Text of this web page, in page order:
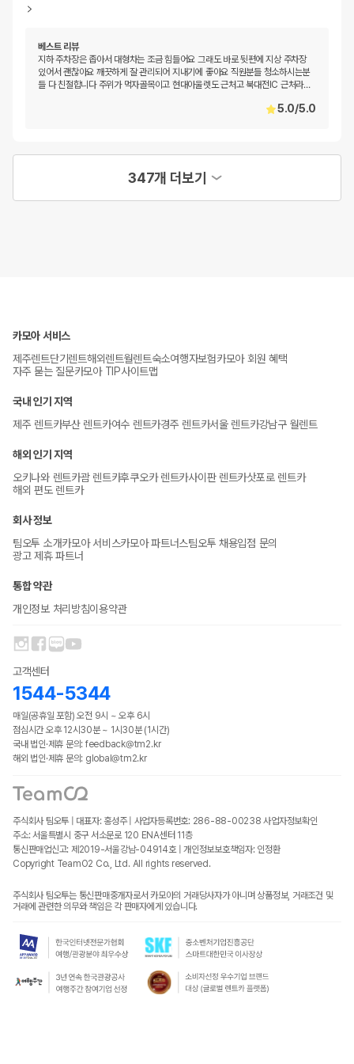
베스트 리뷰
지하 주차장은 좁아서 대형차는 조금 힘들어요 그래도 바로 뒷편에 지상 주차장
있어서 괜찮아요 깨끗하게 잘 관리되어 지내기에 좋아요 직원분들 청소하시는분
들 다 친절합니다 주위가 먹자골목이고 현대아울렛도 근처고 북대전IC 근처라…
5.0/5.0
347개 더보기
카모아 서비스
제주렌트단기렌트해외렌트월렌트숙소여행자보험카모아 회원 혜택
자주 묻는 질문카모아 TIP사이트맵
국내 인기 지역
제주 렌트카부산 렌트카여수 렌트카경주 렌트카서울 렌트카강남구 월렌트
해외 인기 지역
오키나와 렌트카괌 렌트카후쿠오카 렌트카사이판 렌트카삿포로 렌트카
해외 편도 렌트카
회사 정보
팀오투 소개카모아 서비스카모아 파트너스팀오투 채용입점 문의
광고 제휴 파트너
통합 약관
개인정보 처리방침이용약관
고객센터
1544-5344
매일(공휴일 포함) 오전 9시 ~ 오후 6시
점심시간 오후 12시30분 ~ 1시30분 (1시간)
국내 법인·제휴 문의: feedback@tm2.kr
해외 법인·제휴 문의: global@tm2.kr
주식회사 팀오투 | 대표자: 홍성주 | 사업자등록번호: 286-88-00238 사업자정보확인
주소: 서울특별시 중구 서소문로 120 ENA센터 11층
통신판매업신고: 제2019-서울강남-04914호 | 개인정보보호책임자: 인정환
Copyright TeamO2 Co., Ltd. All rights reserved.
주식회사 팀오투는 통신판매중개자로서 카모아의 거래당사자가 아니며 상품정보, 거래조건 및
거래에 관련한 의무와 책임은 각 판매자에게 있습니다.